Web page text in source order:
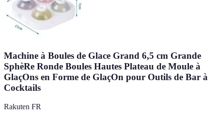
Machine à Boules de Glace Grand 6,5 cm Grande
SphèRe Ronde Boules Hautes Plateau de Moule à
GlaçOns en Forme de GlaçOn pour Outils de Bar à
Cocktails
Rakuten FR